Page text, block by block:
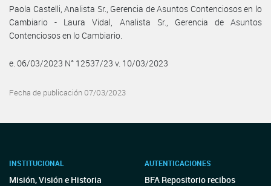
Paola Castelli, Analista Sr., Gerencia de Asuntos Contenciosos en lo
Cambiario - Laura Vidal, Analista Sr., Gerencia de Asuntos
Contenciosos en lo Cambiario.
e. 06/03/2023 N° 12537/23 v. 10/03/2023
Fecha de publicación 07/03/2023
INSTITUCIONAL
Misión, Visión e Historia
AUTENTICACIONES
BFA Repositorio recibos